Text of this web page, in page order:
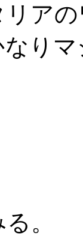
ア
りマ
。